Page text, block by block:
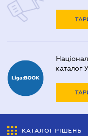
каталог
КАТАЛОГ РІШЕНЬ